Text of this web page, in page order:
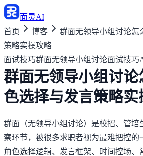
面灵AI
首页
博客
群面无领导小组讨论怎
策略实操攻略
面试技巧群面无领导小组讨论面试技巧
群面无领导小组讨论
色选择与发言策略实
群面（无领导小组讨论）是校招、管培
察环节，被很多求职者视为最难把控的
角色选择逻辑、发言框架、时间控场、